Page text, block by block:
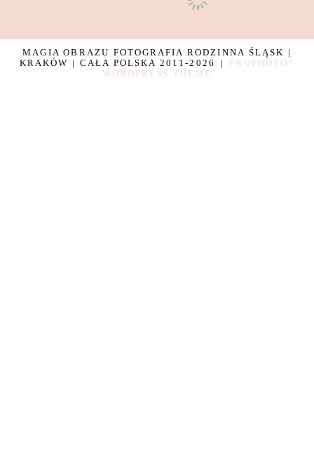
MAGIA OBRAZU FOTOGRAFIA RODZINNA ŚLĄSK |
KRAKÓW | CAŁA POLSKA 2011-2026
|
PROPHOTO7
WORDPRESS THEME